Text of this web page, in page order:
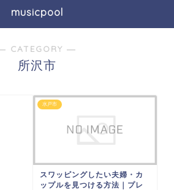
musicpool
CATEGORY ―
所沢市
水戸市
スワッピングしたい夫婦・カ
ップルを見つける方法｜プレ